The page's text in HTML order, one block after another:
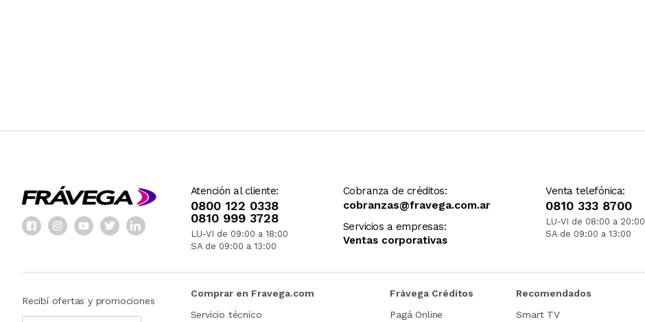
Atención al cliente:
0800 122 0338
0810 999 3728
LU-VI de 09:00 a 18:00
SA de 09:00 a 13:00
Cobranza de créditos:
cobranzas@fravega.com.ar
Servicios a empresas:
Ventas corporativas
Venta telefónica:
0810 333 8700
LU-VI de 08:00 a 20:00
SA de 09:00 a 13:00
Recibí ofertas y promociones
Comprar en Fravega.com
Servicio técnico
Frávega Créditos
Pagá Online
Recomendados
Smart TV